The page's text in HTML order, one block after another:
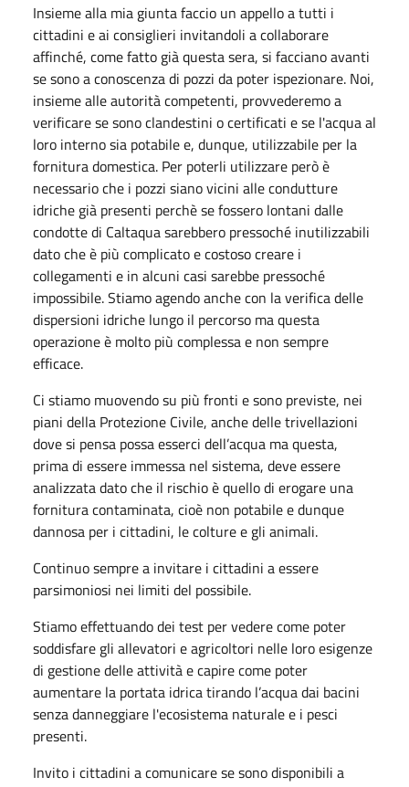
Insieme alla mia giunta faccio un appello a tutti i
cittadini e ai consiglieri invitandoli a collaborare
affinché, come fatto già questa sera, si facciano avanti
se sono a conoscenza di pozzi da poter ispezionare. Noi,
insieme alle autorità competenti, provvederemo a
verificare se sono clandestini o certificati e se l'acqua al
loro interno sia potabile e, dunque, utilizzabile per la
fornitura domestica. Per poterli utilizzare però è
necessario che i pozzi siano vicini alle condutture
idriche già presenti perchè se fossero lontani dalle
condotte di Caltaqua sarebbero pressoché inutilizzabili
dato che è più complicato e costoso creare i
collegamenti e in alcuni casi sarebbe pressoché
impossibile. Stiamo agendo anche con la verifica delle
dispersioni idriche lungo il percorso ma questa
operazione è molto più complessa e non sempre
efficace.
Ci stiamo muovendo su più fronti e sono previste, nei
piani della Protezione Civile, anche delle trivellazioni
dove si pensa possa esserci dell’acqua ma questa,
prima di essere immessa nel sistema, deve essere
analizzata dato che il rischio è quello di erogare una
fornitura contaminata, cioè non potabile e dunque
dannosa per i cittadini, le colture e gli animali.
Continuo sempre a invitare i cittadini a essere
parsimoniosi nei limiti del possibile.
Stiamo effettuando dei test per vedere come poter
soddisfare gli allevatori e agricoltori nelle loro esigenze
di gestione delle attività e capire come poter
aumentare la portata idrica tirando l’acqua dai bacini
senza danneggiare l'ecosistema naturale e i pesci
presenti.
Invito i cittadini a comunicare se sono disponibili a